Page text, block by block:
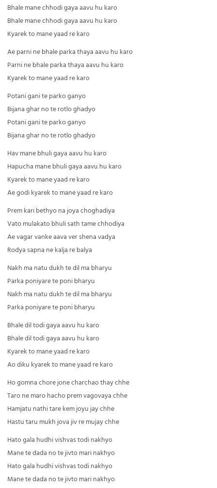
Bhale mane chhodi gaya aavu hu karo
Bhale mane chhodi gaya aavu hu karo
Kyarek to mane yaad re karo
Ae parni ne bhale parka thaya aavu hu karo
Parni ne bhale parka thaya aavu hu karo
Kyarek to mane yaad re karo
Potani gani te parko ganyo
Bijana ghar no te rotlo ghadyo
Potani gani te parko ganyo
Bijana ghar no te rotlo ghadyo
Hav mane bhuli gaya aavu hu karo
Hapucha mane bhuli gaya aavu hu karo
Kyarek to mane yaad re karo
Ae godi kyarek to mane yaad re karo
Prem kari bethyo na joya choghadiya
Vato mulakato bhuli sath tame chhodiya
Ae vagar vanke aava ver shena vadya
Rodya sapna ne kalja re balya
Nakh ma natu dukh te dil ma bharyu
Parka poniyare te poni bharyu
Nakh ma natu dukh te dil ma bharyu
Parka poniyare te poni bharyu
Bhale dil todi gaya aavu hu karo
Bhale dil todi gaya aavu hu karo
Kyarek to mane yaad re karo
Ao diku kyarek to mane yaad re karo
Ho gomna chore jone charchao thay chhe
Taro ne maro hacho prem vagovaya chhe
Hamjatu nathi tare kem joyu jay chhe
Hastu taru mukh jova jiv re mujay chhe
Hato gala hudhi vishvas todi nakhyo
Mane te dada no te jivto mari nakhyo
Hato gala hudhi vishvas todi nakhyo
Mane te dada no te jivto mari nakhyo